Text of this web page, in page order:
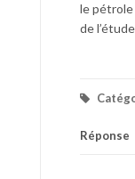
le pétrole
de
Réponse